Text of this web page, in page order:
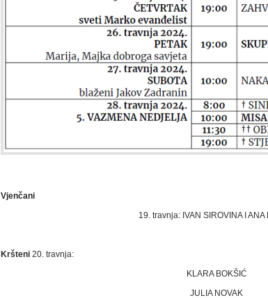
Vjenčani
19. travnja: IVAN SIROVINA I ANA
Kršteni 20. travnja:
KLARA BOKŠIĆ
JULIA NOVAK